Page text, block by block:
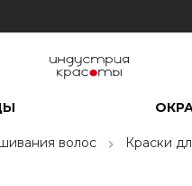
волос Краски